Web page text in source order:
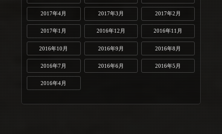
2017年4月 2017年3月 2017年2月
2017年1月 2016年12月 2016年11月
2016年10月 2016年9月 2016年8月
2016年7月 2016年6月 2016年5月
2016年4月